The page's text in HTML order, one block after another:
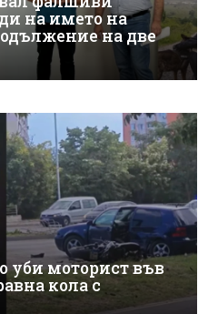
на името на
на две
уби моторист във
кола с